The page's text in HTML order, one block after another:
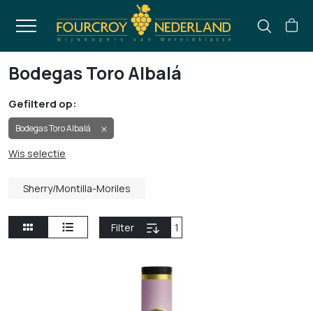
Bodegas Toro Albalá
Gefilterd op:
Bodegas Toro Albalá
Wis selectie
Sherry/Montilla-Moriles
Filter 1